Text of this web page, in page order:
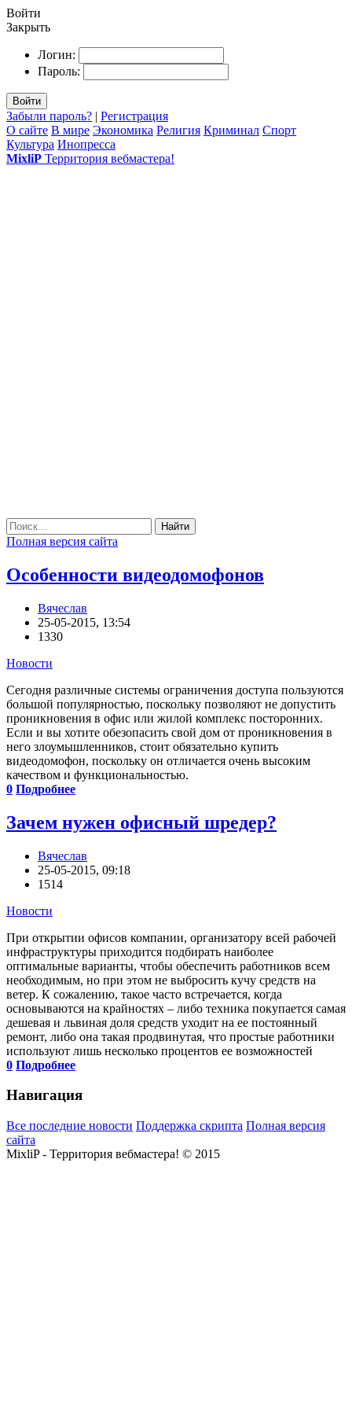
Войти
Закрыть
Логин:
Пароль:
Войти
Забыли пароль? | Регистрация
О сайте В мире Экономика Религия Криминал Спорт
Культура Инопресса
MixliP Территория вебмастера!
Найти
Полная версия сайта
Особенности видеодомофонов
Вячеслав
25-05-2015, 13:54
1330
Новости
Сегодня различные системы ограничения доступа пользуются
большой популярностью, поскольку позволяют не допустить
проникновения в офис или жилой комплекс посторонних.
Если и вы хотите обезопасить свой дом от проникновения в
него злоумышленников, стоит обязательно купить
видеодомофон, поскольку он отличается очень высоким
качеством и функциональностью.
0 Подробнее
Зачем нужен офисный шредер?
Вячеслав
25-05-2015, 09:18
1514
Новости
При открытии офисов компании, организатору всей рабочей
инфраструктуры приходится подбирать наиболее
оптимальные варианты, чтобы обеспечить работников всем
необходимым, но при этом не выбросить кучу средств на
ветер. К сожалению, такое часто встречается, когда
основываются на крайностях – либо техника покупается самая
дешевая и львиная доля средств уходит на ее постоянный
ремонт, либо она такая продвинутая, что простые работники
используют лишь несколько процентов ее возможностей
0 Подробнее
Навигация
Все последние новости Поддержка скрипта Полная версия
сайта
MixliP - Территория вебмастера! © 2015